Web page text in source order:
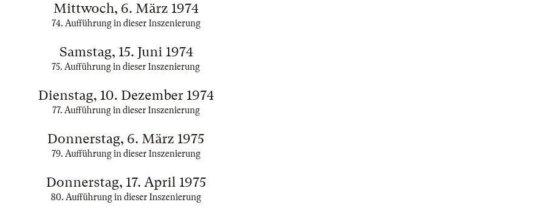
Mittwoch, 6. März 1974
74. Aufführung in dieser Inszenierung
Samstag, 15. Juni 1974
75. Aufführung in dieser Inszenierung
Dienstag, 10. Dezember 1974
77. Aufführung in dieser Inszenierung
Donnerstag, 6. März 1975
79. Aufführung in dieser Inszenierung
Donnerstag, 17. April 1975
80. Aufführung in dieser Inszenierung